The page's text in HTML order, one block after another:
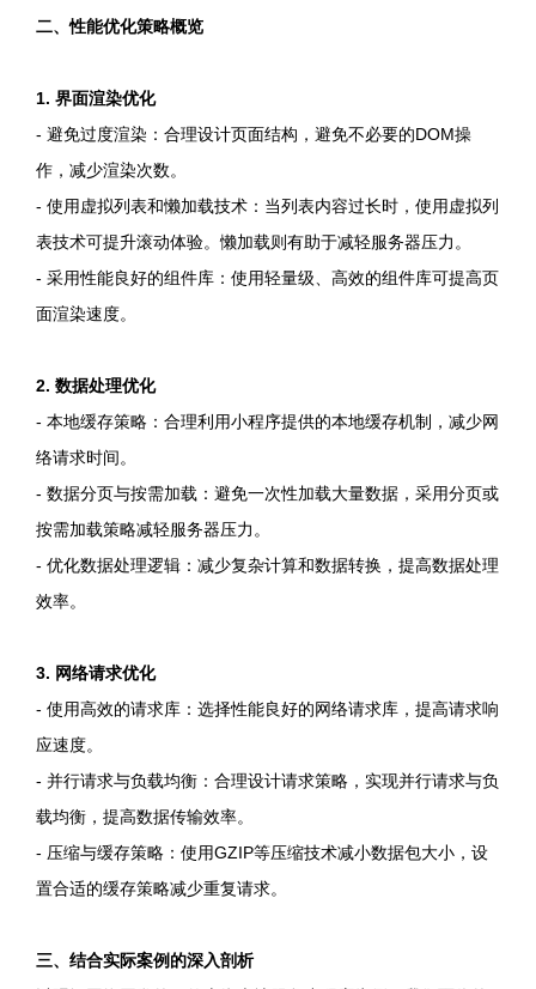
二、性能优化策略概览
1. 界面渲染优化
- 避免过度渲染：合理设计页面结构，避免不必要的DOM操
作，减少渲染次数。
- 使用虚拟列表和懒加载技术：当列表内容过长时，使用虚拟列
表技术可提升滚动体验。懒加载则有助于减轻服务器压力。
- 采用性能良好的组件库：使用轻量级、高效的组件库可提高页
面渲染速度。
2. 数据处理优化
- 本地缓存策略：合理利用小程序提供的本地缓存机制，减少网
络请求时间。
- 数据分页与按需加载：避免一次性加载大量数据，采用分页或
按需加载策略减轻服务器压力。
- 优化数据处理逻辑：减少复杂计算和数据转换，提高数据处理
效率。
3. 网络请求优化
- 使用高效的请求库：选择性能良好的网络请求库，提高请求响
应速度。
- 并行请求与负载均衡：合理设计请求策略，实现并行请求与负
载均衡，提高数据传输效率。
- 压缩与缓存策略：使用GZIP等压缩技术减小数据包大小，设
置合适的缓存策略减少重复请求。
三、结合实际案例的深入剖析